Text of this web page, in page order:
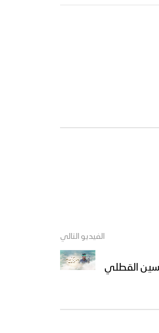
الفيديو التالي
القطلي